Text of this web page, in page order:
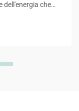
dell'energia che
più.